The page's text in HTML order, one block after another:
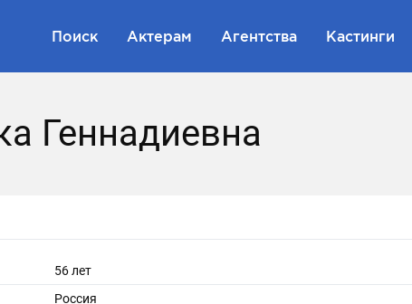
Поиск Актерам Агентства Кастинги
Геннадиевна
56 лет
Россия